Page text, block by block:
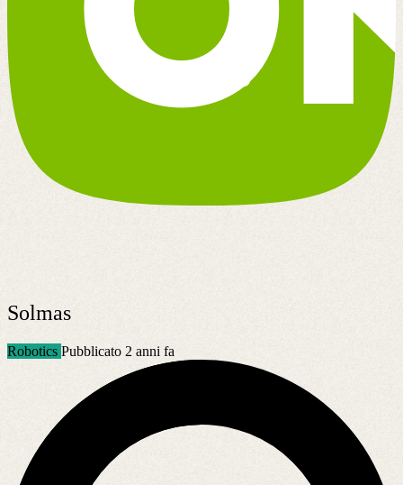
Solmas
Robotics Pubblicato 2 anni fa